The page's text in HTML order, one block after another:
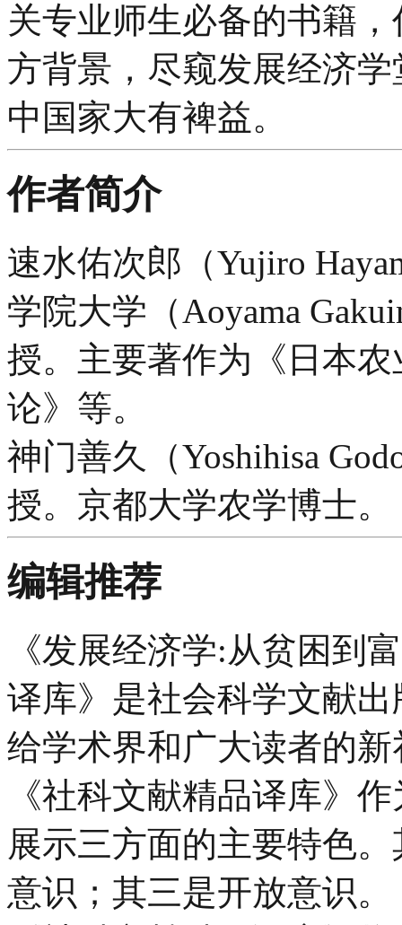
关专业师生必备的书籍
方背景，尽窥发展经济
中国家大有裨益。
作者简介
速水佑次郎（Yujiro
学院大学（Aoyama
授。主要著作为《日本
论》等。
神门善久（Yoshihisa
授。京都大学农学博士。
编辑推荐
《发展经济学:从贫困到
译库》是社会科学文献
给学术界和广大读者的新
《社科文献精品译库》
展示三方面的主要特色
意识；其三是开放意识。